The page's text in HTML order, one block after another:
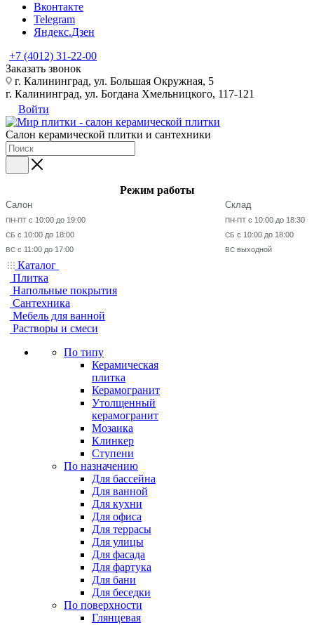
Вконтакте
Telegram
Яндекс.Дзен
+7 (4012) 31-22-00
Заказать звонок
г. Калининград, ул. Большая Окружная, 5
г. Калининград, ул. Богдана Хмельницкого, 117-121
Войти
Салон керамической плитки и сантехники
Режим работы
Салон
ПН-ПТ с 10:00 до 19:00
СБ с 10:00 до 18:00
ВС с 11:00 до 17:00
Склад
ПН-ПТ с 10:00 до 18:30
СБ с 10:00 до 18:00
ВС выходной
Каталог
Плитка
Напольные покрытия
Сантехника
Мебель для ванной
Растворы и смеси
По типу
Керамическая
плитка
Керамогранит
Утолщенный
керамогранит
Мозаика
Клинкер
Ступени
По назначению
Для бассейна
Для ванной
Для кухни
Для офиса
Для террасы
Для улицы
Для фасада
Для фартука
Для бани
Для беседки
По поверхности
Глянцевая